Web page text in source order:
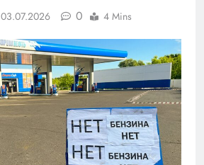
03.07.2026 0 4 Mins